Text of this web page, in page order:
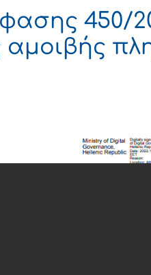
450/
αμοιβής